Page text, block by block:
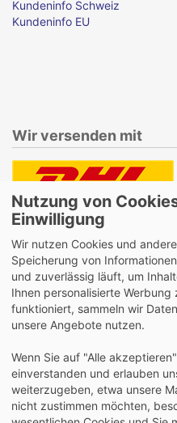
Kundeninfo Schweiz
Kundeninfo EU
Wir versenden mit
Lieferung auch an
Samstagszustellung
Bequeme
2 Jahre
Alle Texte, Grafiken,
Nutzung von
Einwilligung
Wir nutzen Cookies und
Speicherung von
und zuverlässig läuft, um
Ihnen personalisierte
funktioniert, sammeln wir
unsere Angebote nutzen.
Wenn Sie auf "Alle
einverstanden und erlauben
weiterzugeben, etwa unsere
nicht zustimmen möchten,